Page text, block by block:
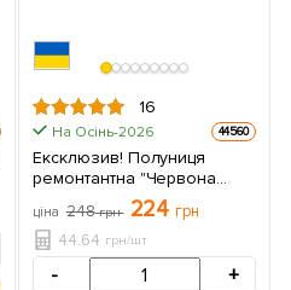
16
На Осінь-2026 44560
Ексклюзив! Полуниця
ремонтантна "Червона
мрія" (преміальний сорт) 5
шт в упаковці
ціна 248грн 224 грн
44.64 грн/шт
- +